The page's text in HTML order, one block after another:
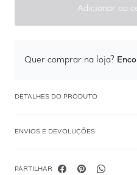
Adicionar ao
Quer comprar na loja?
DETALHES DO PRODUTO
ENVIOS E DEVOLUÇÕES
PARTILHAR